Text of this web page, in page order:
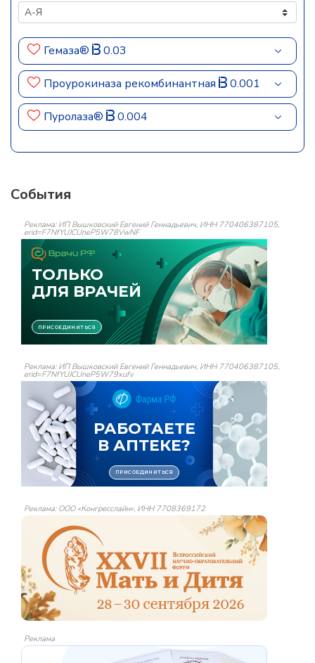
Гемаза® 0.03
Проурокиназа рекомбинантная 0.001
Пуролаза® 0.004
События
Реклама: ИП Вышковский Евгений Геннадьевич, ИНН 770406387105,
erid=F7NfYUJCUneP5W78VwNF
Реклама: ИП Вышковский Евгений Геннадьевич, ИНН 770406387105,
erid=F7NfYUJCUneP5W79xufv
Реклама: ООО «Конгресслайн», ИНН 7708369172
Реклама